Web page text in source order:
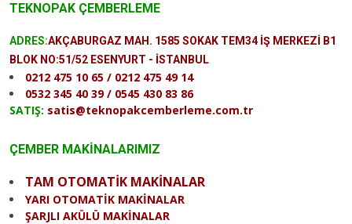
TEKNOPAK ÇEMBERLEME
ADRES:AKÇABURGAZ MAH. 1585 SOKAK TEM34 İŞ MERKEZİ B1
BLOK NO:51/52 ESENYURT - İSTANBUL
0212 475 10 65 / 0212 475 49 14
0532 345 40 39 / 0545 430 83 86
SATIŞ: satis@teknopakcemberleme.com.tr
ÇEMBER MAKİNALARIMIZ
TAM OTOMATİK MAKİNALAR
YARI OTOMATİK MAKİNALAR
ŞARJLI AKÜLÜ MAKİNALAR